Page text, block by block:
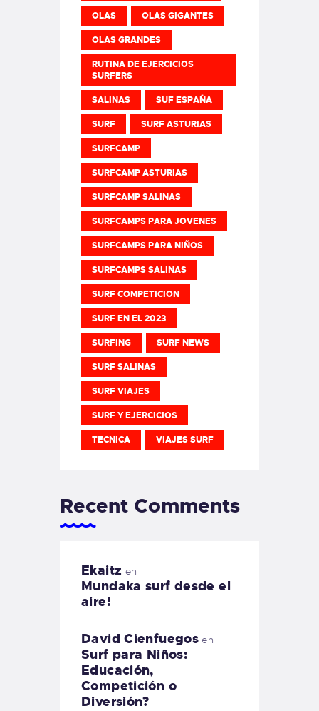
OLAS OLAS GIGANTES
OLAS GRANDES
RUTINA DE EJERCICIOS
SURFERS
SALINAS SUF ESPAÑA
SURF SURF ASTURIAS
SURFCAMP
SURFCAMP ASTURIAS
SURFCAMP SALINAS
SURFCAMPS PARA JOVENES
SURFCAMPS PARA NIÑOS
SURFCAMPS SALINAS
SURF COMPETICION
SURF EN EL 2023
SURFING SURF NEWS
SURF SALINAS
SURF VIAJES
SURF Y EJERCICIOS
TECNICA VIAJES SURF
Recent Comments
Ekaitz en
Mundaka surf desde el
aire!
David Cienfuegos en
Surf para Niños:
Educación,
Competición o
Diversión?